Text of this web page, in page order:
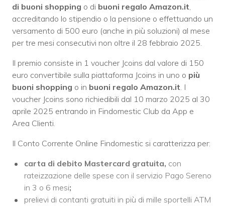
di buoni shopping o di buoni regalo Amazon.it
accreditando lo stipendio o la pensione o effettuando un
versamento di 500 euro (anche in più soluzioni) al mese
per tre mesi consecutivi non oltre il 28 febbraio 2025.
Il premio consiste in 1 voucher Jcoins dal valore di 150
euro convertibile sulla piattaforma Jcoins in uno o più
buoni shopping o in buoni regalo Amazon.it . I
voucher Jcoins sono richiedibili dal 10 marzo 2025 al 30
aprile 2025 entrando in Findomestic Club da App e
Area Clienti.
Il Conto Corrente Online Findomestic si caratterizza per:
carta di debito Mastercard gratuita, con
rateizzazione delle spese con il servizio Pago Sereno
in 3 o 6 mesi;
prelievi di contanti gratuiti in più di mille sportelli ATM